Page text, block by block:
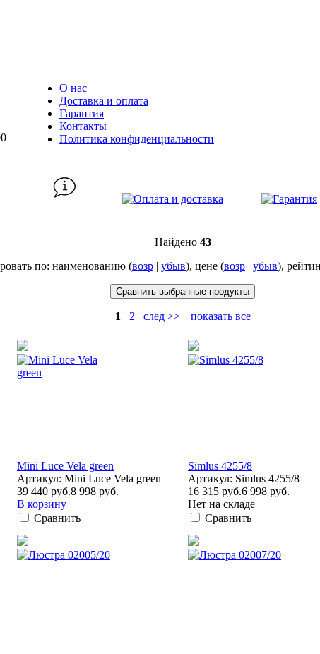
О нас
Доставка и оплата
Гарантия
Контакты
Политика конфиденциальности
Найдено 43
по: наименованию (возр | убыв), цене (возр | убыв),
1 2 след >>| показать все
Mini Luce Vela green
Артикул: Mini Luce Vela green
39 440 руб.8 998 руб.
В корзину
Сравнить
Simlus 4255/8
Артикул: Simlus 4255/8
16 315 руб.6 998 руб.
Нет на складе
Сравнить